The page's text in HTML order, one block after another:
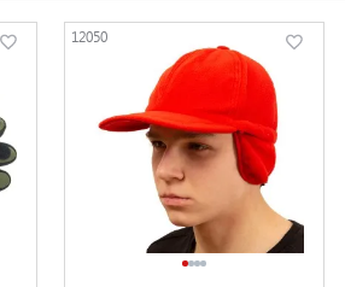
12050